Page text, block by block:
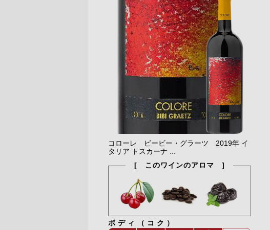
コローレ ビービー・グラーツ 2019年 イ
タリア トスカーナ ...
[ このワインのアロマ ]
ボディ（コク）